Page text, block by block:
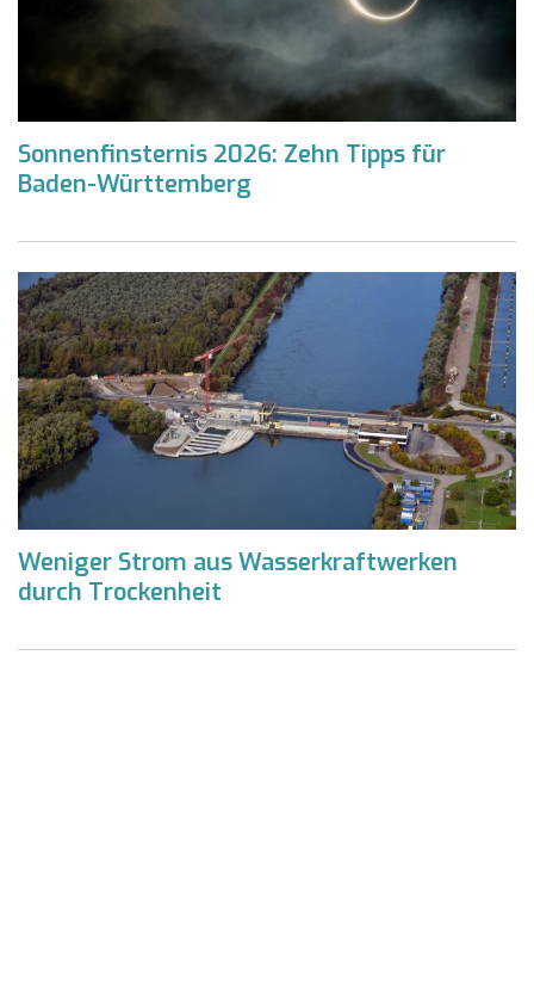
Sonnenfinsternis 2026: Zehn Tipps für
Baden-Württemberg
Weniger Strom aus Wasserkraftwerken
durch Trockenheit